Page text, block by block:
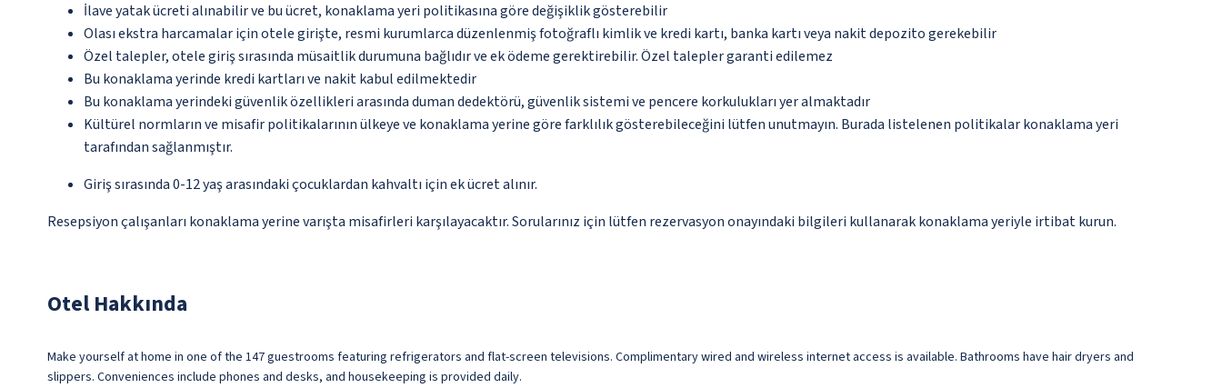
İlave yatak ücreti alınabilir ve bu ücret, konaklama yeri politikasına göre değişiklik gösterebilir
Olası ekstra harcamalar için otele girişte, resmi kurumlarca düzenlenmiş fotoğraflı kimlik ve kredi kartı, banka kartı veya nakit depozito gerekebilir
Özel talepler, otele giriş sırasında müsaitlik durumuna bağlıdır ve ek ödeme gerektirebilir. Özel talepler garanti edilemez
Bu konaklama yerinde kredi kartları ve nakit kabul edilmektedir
Bu konaklama yerindeki güvenlik özellikleri arasında duman dedektörü, güvenlik sistemi ve pencere korkulukları yer almaktadır
Kültürel normların ve misafir politikalarının ülkeye ve konaklama yerine göre farklılık gösterebileceğini lütfen unutmayın. Burada listelenen politikalar konaklama yeri
tarafından sağlanmıştır.
Giriş sırasında 0-12 yaş arasındaki çocuklardan kahvaltı için ek ücret alınır.
Resepsiyon çalışanları konaklama yerine varışta misafirleri karşılayacaktır. Sorularınız için lütfen rezervasyon onayındaki bilgileri kullanarak konaklama yeriyle irtibat kurun.
Otel Hakkında
Make yourself at home in one of the 147 guestrooms featuring refrigerators and flat-screen televisions. Complimentary wired and wireless internet access is available. Bathrooms have hair dryers and
slippers. Conveniences include phones and desks, and housekeeping is provided daily.